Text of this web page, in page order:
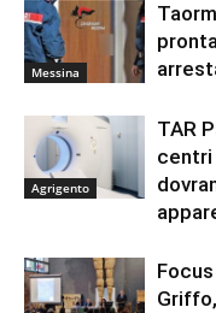
Messina
Agrigento
TAR
centri